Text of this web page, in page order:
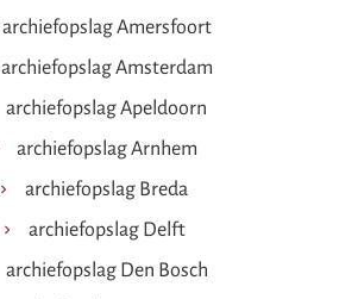
archiefopslag Amersfoort
archiefopslag Amsterdam
archiefopslag Apeldoorn
archiefopslag Arnhem
archiefopslag Breda
archiefopslag Delft
archiefopslag Den Bosch